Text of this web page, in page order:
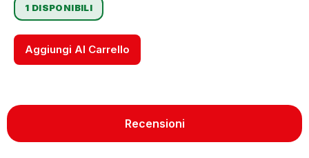
1 DISPONIBILI
Aggiungi Al Carrello
Recensioni